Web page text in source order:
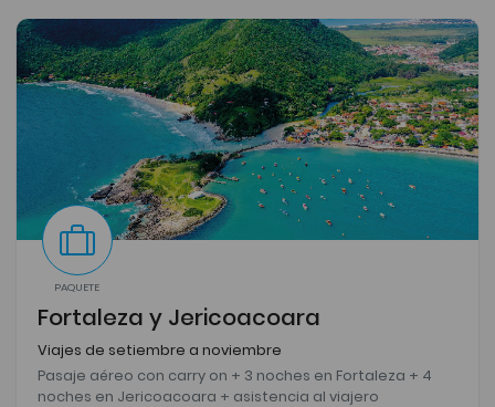
PAQUETE
Fortaleza y Jericoacoara
Viajes de setiembre a noviembre
Pasaje aéreo con carry on + 3 noches en Fortaleza + 4
noches en Jericoacoara + asistencia al viajero